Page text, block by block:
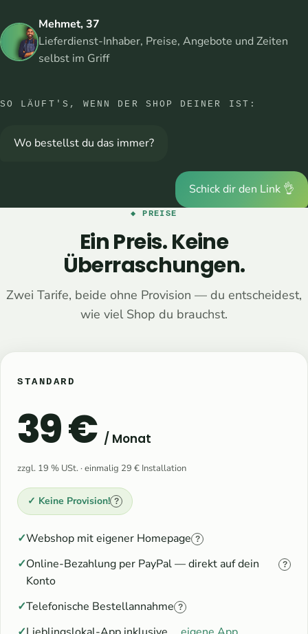
Mehmet, 37
Lieferdienst-Inhaber, Preise, Angebote und Zeiten
selbst im Griff
SO LÄUFT'S, WENN DER SHOP DEINER IST:
Wo bestellst du das immer?
Schick dir den Link 👌
◆ PREISE
Ein Preis. Keine
Überraschungen.
Zwei Tarife, beide ohne Provision — du entscheidest,
wie viel Shop du brauchst.
STANDARD
39 € / Monat
zzgl. 19 % USt. · einmalig 29 € Installation
✓ Keine Provision! ?
Webshop mit eigener Homepage ?
Online-Bezahlung per PayPal — direkt auf dein
Konto
?
Telefonische Bestellannahme ?